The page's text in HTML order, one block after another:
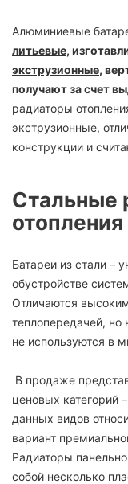
Алюминиевые
литьевые,
экструзионные,
получают за счет
радиаторы
экструзионные,
конструкции и
Стальные
отопления
Батареи из стали –
обустройстве
Отличаются
теплопередачей,
не используются в
В продаже
ценовых категорий
данных видов
вариант
Радиаторы
собой несколько